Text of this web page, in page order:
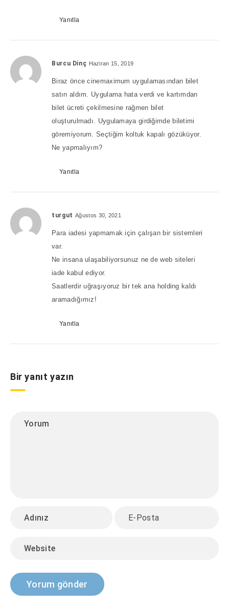
Yanıtla
Burcu Dinç Haziran 15, 2019
Biraz önce cinemaximum uygulamasından bilet
satın aldım. Uygulama hata verdi ve kartımdan
bilet ücreti çekilmesine rağmen bilet
oluşturulmadı. Uygulamaya girdiğimde biletimi
göremiyorum. Seçtiğim koltuk kapalı gözüküyor.
Ne yapmalıyım?
Yanıtla
turgut Ağustos 30, 2021
Para iadesi yapmamak için çalışan bir sistemleri
var.
Ne insana ulaşabiliyorsunuz ne de web siteleri
iade kabul ediyor.
Saatlerdir uğraşıyoruz bir tek ana holding kaldı
aramadığımız!
Yanıtla
Bir yanıt yazın